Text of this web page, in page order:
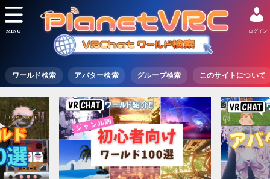
ワールド検索 アバター検索 グループ検索 このサイトについて
ログイン
MENU